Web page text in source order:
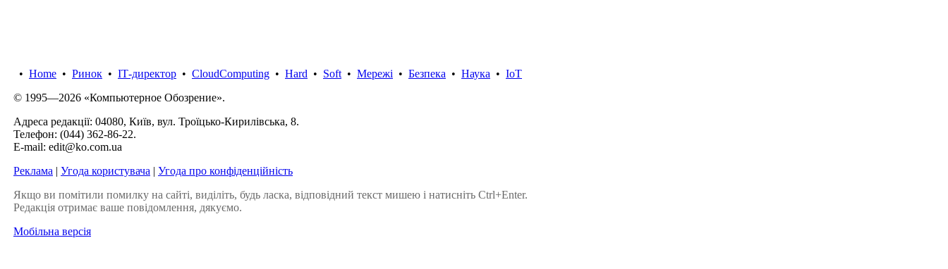
• Home • Ринок • IТ-директор • CloudComputing • Hard • Soft • Мережі • Безпека • Наука • IoT
© 1995—2026 «Компьютерное Обозрение».
Адреса редакції: 04080, Київ, вул. Троїцько-Кирилівська, 8.
Телефон: (044) 362-86-22.
E-mail: edit@ko.com.ua
Реклама | Угода користувача | Угода про конфіденційність
Якщо ви помітили помилку на сайті, виділіть, будь ласка, відповідний текст мишею і натисніть Ctrl+Enter.
Редакція отримає ваше повідомлення, дякуємо.
Мобільна версія